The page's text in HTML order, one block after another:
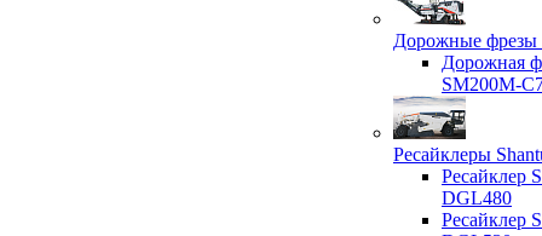
Дорожные фрезы
Дорожная
SM200M-
Ресайклеры
Ресайклер
DGL480
Ресайклер